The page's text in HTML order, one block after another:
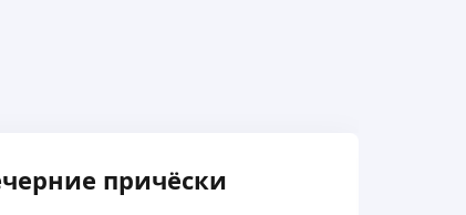
причёски